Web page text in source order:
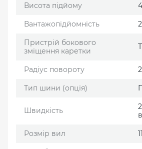
Висота підйому
Вантажопідйомність
Пристрій бокового
зміщення каретки
Радіус повороту
Тип шини (опція)
Швидкість
Розмір вил